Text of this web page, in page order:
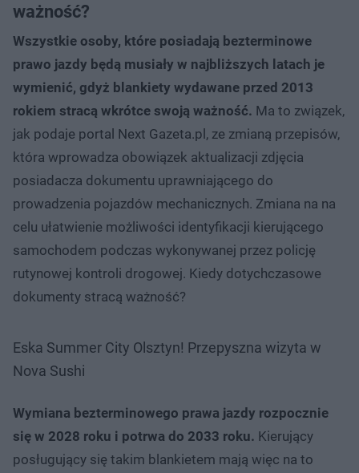
ważność?
Wszystkie osoby, które posiadają bezterminowe
prawo jazdy będą musiały w najbliższych latach je
wymienić, gdyż blankiety wydawane przed 2013
rokiem stracą wkrótce swoją ważność. Ma to związek,
jak podaje portal Next Gazeta.pl, ze zmianą przepisów,
która wprowadza obowiązek aktualizacji zdjęcia
posiadacza dokumentu uprawniającego do
prowadzenia pojazdów mechanicznych. Zmiana na na
celu ułatwienie możliwości identyfikacji kierującego
samochodem podczas wykonywanej przez policję
rutynowej kontroli drogowej. Kiedy dotychczasowe
dokumenty stracą ważność?
Eska Summer City Olsztyn! Przepyszna wizyta w
Nova Sushi
Wymiana bezterminowego prawa jazdy rozpocznie
się w 2028 roku i potrwa do 2033 roku. Kierujący
posługujący się takim blankietem mają więc na to